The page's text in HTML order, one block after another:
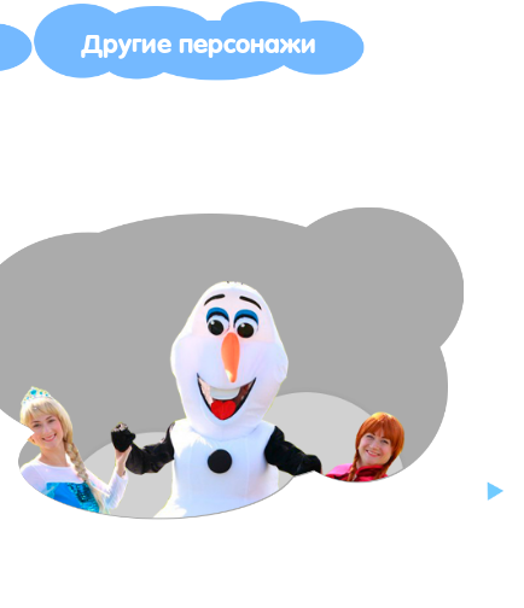
Другие персонажи